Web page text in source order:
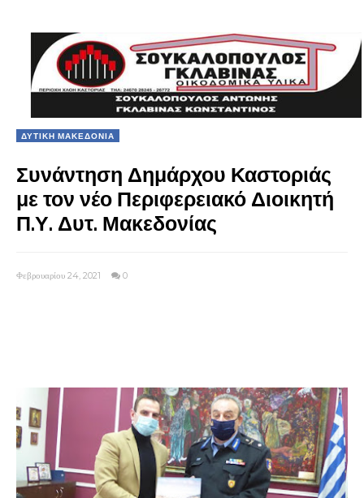
ΔΥΤΙΚΗ ΜΑΚΕΔΟΝΙΑ
Συνάντηση Δημάρχου Καστοριάς
με τον νέο Περιφερειακό Διοικητή
Π.Υ. Δυτ. Μακεδονίας
Φεβρουαρίου 24, 2021 0